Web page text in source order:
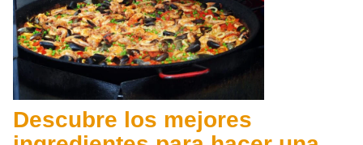
Descubre los mejores